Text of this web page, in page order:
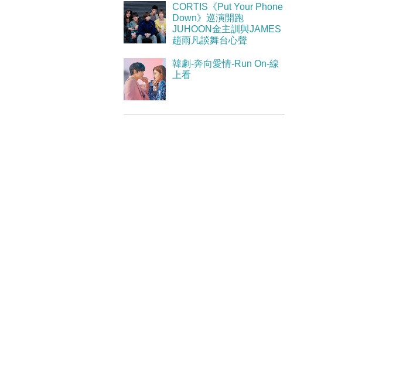
CORTIS《Put Your Phone
Down》巡演開跑
JUHOON金主訓與JAMES
趙雨凡談舞台心聲
韓劇-奔向愛情-Run On-線
上看